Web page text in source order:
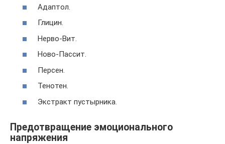
Адаптол.
Глицин.
Нерво-Вит.
Ново-Пассит.
Персен.
Тенотен.
Экстракт пустырника.
Предотвращение эмоционального
напряжения